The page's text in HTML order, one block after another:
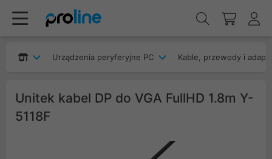
Urządzenia peryferyjne PC Kable, przewody i
Unitek kabel DP do VGA FullHD 1.8m Y-
5118F